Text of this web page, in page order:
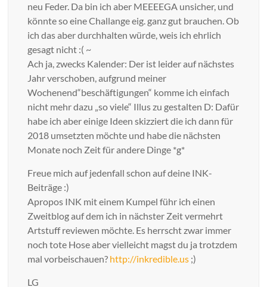
neu Feder. Da bin ich aber MEEEEGA unsicher, und
könnte so eine Challange eig. ganz gut brauchen. Ob
ich das aber durchhalten würde, weis ich ehrlich
gesagt nicht :( ~
Ach ja, zwecks Kalender: Der ist leider auf nächstes
Jahr verschoben, aufgrund meiner
Wochenend“beschäftigungen“ komme ich einfach
nicht mehr dazu „so viele“ Illus zu gestalten D: Dafür
habe ich aber einige Ideen skizziert die ich dann für
2018 umsetzten möchte und habe die nächsten
Monate noch Zeit für andere Dinge *g*
Freue mich auf jedenfall schon auf deine INK-
Beiträge :)
Apropos INK mit einem Kumpel führ ich einen
Zweitblog auf dem ich in nächster Zeit vermehrt
Artstuff reviewen möchte. Es herrscht zwar immer
noch tote Hose aber vielleicht magst du ja trotzdem
mal vorbeischauen? http://inkredible.us ;)
LG